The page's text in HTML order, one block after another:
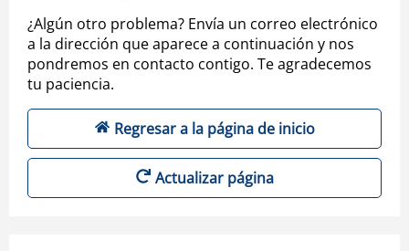
¿Algún otro problema? Envía un correo electrónico
a la dirección que aparece a continuación y nos
pondremos en contacto contigo. Te agradecemos
tu paciencia.
Regresar a la página de inicio
Actualizar página